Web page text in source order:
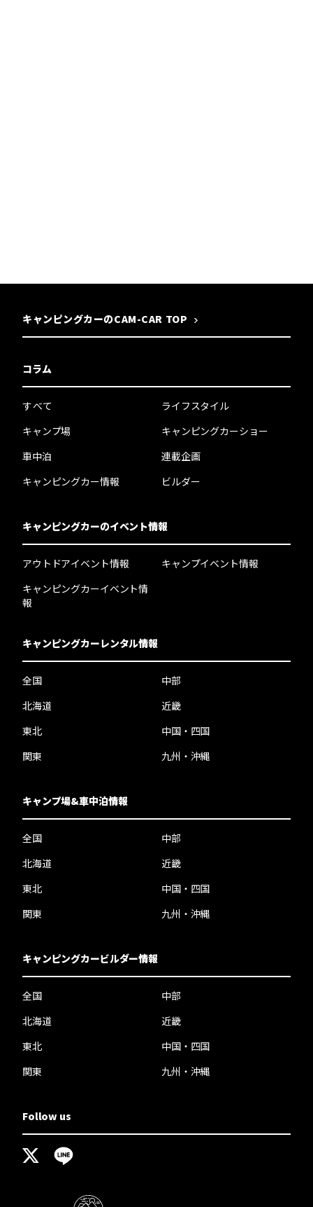
キャンピングカーのCAM-CAR TOP
コラム
すべて
キャンプ場
車中泊
キャンピングカー情報
ライフスタイル
キャンピングカーショー
連載企画
ビルダー
キャンピングカーのイベント情報
アウトドアイベント情報
キャンピングカーイベント情
報
キャンプイベント情報
キャンピングカーレンタル情報
全国
北海道
東北
関東
中部
近畿
中国・四国
九州・沖縄
キャンプ場&車中泊情報
全国
北海道
東北
関東
中部
近畿
中国・四国
九州・沖縄
キャンピングカービルダー情報
全国
北海道
東北
関東
中部
近畿
中国・四国
九州・沖縄
Follow us